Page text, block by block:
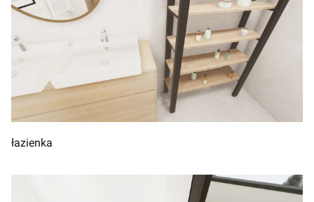
łazienka